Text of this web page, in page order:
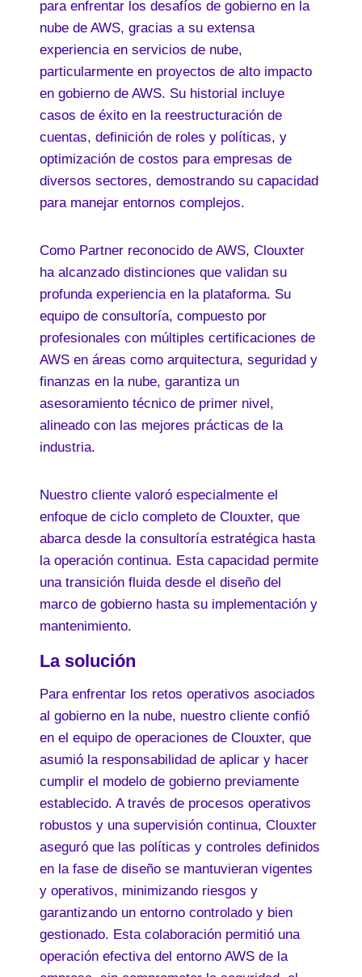
para enfrentar los desafíos de gobierno en la
nube de AWS, gracias a su extensa
experiencia en servicios de nube,
particularmente en proyectos de alto impacto
en gobierno de AWS. Su historial incluye
casos de éxito en la reestructuración de
cuentas, definición de roles y políticas, y
optimización de costos para empresas de
diversos sectores, demostrando su capacidad
para manejar entornos complejos.
Como Partner reconocido de AWS, Clouxter
ha alcanzado distinciones que validan su
profunda experiencia en la plataforma. Su
equipo de consultoría, compuesto por
profesionales con múltiples certificaciones de
AWS en áreas como arquitectura, seguridad y
finanzas en la nube, garantiza un
asesoramiento técnico de primer nivel,
alineado con las mejores prácticas de la
industria.
Nuestro cliente valoró especialmente el
enfoque de ciclo completo de Clouxter, que
abarca desde la consultoría estratégica hasta
la operación continua. Esta capacidad permite
una transición fluida desde el diseño del
marco de gobierno hasta su implementación y
mantenimiento.
La solución
Para enfrentar los retos operativos asociados
al gobierno en la nube, nuestro cliente confió
en el equipo de operaciones de Clouxter, que
asumió la responsabilidad de aplicar y hacer
cumplir el modelo de gobierno previamente
establecido. A través de procesos operativos
robustos y una supervisión continua, Clouxter
aseguró que las políticas y controles definidos
en la fase de diseño se mantuvieran vigentes
y operativos, minimizando riesgos y
garantizando un entorno controlado y bien
gestionado. Esta colaboración permitió una
operación efectiva del entorno AWS de la